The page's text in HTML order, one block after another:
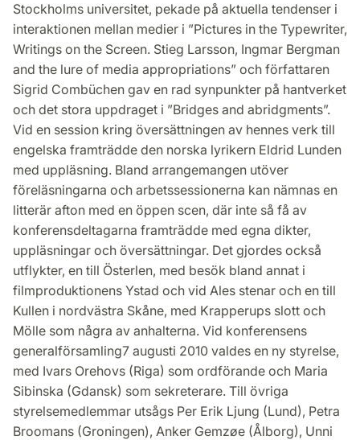
Stockholms universitet, pekade på aktuella tendenser i
interaktionen mellan medier i ”Pictures in the Typewriter,
Writings on the Screen. Stieg Larsson, Ingmar Bergman
and the lure of media appropriations” och författaren
Sigrid Combüchen gav en rad synpunkter på hantverket
och det stora uppdraget i ”Bridges and abridgments”.
Vid en session kring översättningen av hennes verk till
engelska framträdde den norska lyrikern Eldrid Lunden
med uppläsning. Bland arrangemangen utöver
föreläsningarna och arbetssessionerna kan nämnas en
litterär afton med en öppen scen, där inte så få av
konferensdeltagarna framträdde med egna dikter,
uppläsningar och översättningar. Det gjordes också
utflykter, en till Österlen, med besök bland annat i
filmproduktionens Ystad och vid Ales stenar och en till
Kullen i nordvästra Skåne, med Krapperups slott och
Mölle som några av anhalterna. Vid konferensens
generalförsamling7 augusti 2010 valdes en ny styrelse,
med Ivars Orehovs (Riga) som ordförande och Maria
Sibinska (Gdansk) som sekreterare. Till övriga
styrelsemedlemmar utsågs Per Erik Ljung (Lund), Petra
Broomans (Groningen), Anker Gemzøe (Ålborg), Unni